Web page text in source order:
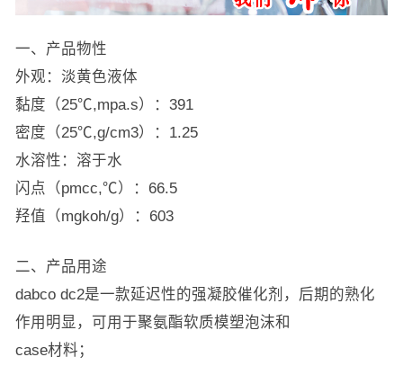
一、产品物性
外观：淡黄色液体
黏度（25℃,mpa.s）：391
密度（25℃,g/cm3）：1.25
水溶性：溶于水
闪点（pmcc,℃）：66.5
羟值（mgkoh/g）：603
二、产品用途
dabco dc2是一款延迟性的强凝胶催化剂，后期的熟化
作用明显，可用于聚氨酯软质模塑泡沫和
case材料；